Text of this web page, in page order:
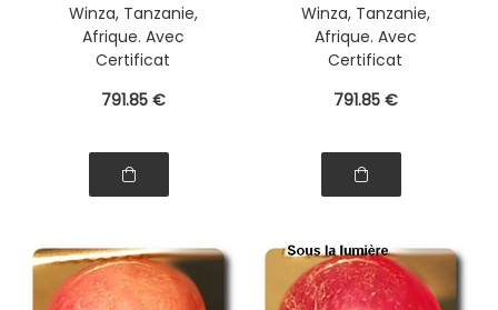
Winza, Tanzanie,
Afrique. Avec
Certificat
791.85 €
Winza, Tanzanie,
Afrique. Avec
Certificat
791.85 €